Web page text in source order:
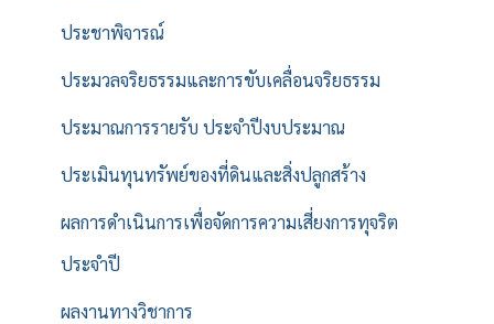
ประชาพิจารณ์
ประมวลจริยธรรมและการขับเคลื่อนจริยธรรม
ประมาณการรายรับ ประจำปีงบประมาณ
ประเมินทุนทรัพย์ของที่ดินและสิ่งปลูกสร้าง
ผลการดำเนินการเพื่อจัดการความเสี่ยงการทุจริต
ประจำปี
ผลงานทางวิชาการ